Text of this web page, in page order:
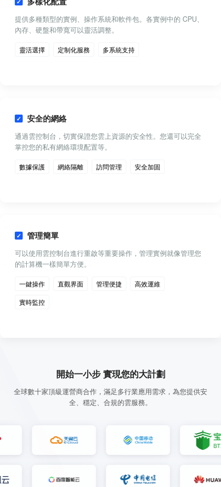
提供多種類型的實例、操作系統和軟件包。各實例中的 CPU、
內存、硬盤和帶寬可以靈活調整。
靈活選擇 定制化服務 多系統支持
安全的網絡
通過雲控制台，切實保證您雲上資源的安全性。您還可以完全
掌控您的私有網絡環境配置等。
數據保護 網絡隔離 訪問管理 安全加固
管理簡單
可以使用雲控制台進行重啟等重要操作，管理實例就像管理您
的計算機一樣簡單方便。
一鍵操作 直觀界面 管理便捷
高效運維
實時監控
開始一小步 實現您的大計劃
全球數十家頂級運營商合作，滿足多行業應用需求，為您提供安
全、穩定、合規的雲服務。